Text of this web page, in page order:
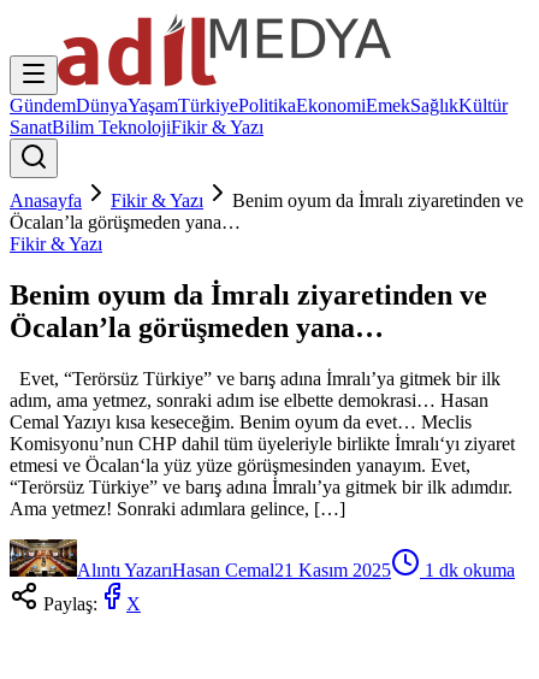
GündemDünyaYaşamTürkiyePolitikaEkonomiEmekSağlıkKültür
SanatBilim TeknolojiFikir & Yazı
Anasayfa Fikir & Yazı
Benim oyum da İmralı ziyaretinden ve
Öcalan’la görüşmeden yana…
Fikir & Yazı
Benim oyum da İmralı ziyaretinden ve
Öcalan’la görüşmeden yana…
Evet, “Terörsüz Türkiye” ve barış adına İmralı’ya gitmek bir ilk
adım, ama yetmez, sonraki adım ise elbette demokrasi… Hasan
Cemal Yazıyı kısa keseceğim. Benim oyum da evet… Meclis
Komisyonu’nun CHP dahil tüm üyeleriyle birlikte İmralı‘yı ziyaret
etmesi ve Öcalan‘la yüz yüze görüşmesinden yanayım. Evet,
“Terörsüz Türkiye” ve barış adına İmralı’ya gitmek bir ilk adımdır.
Ama yetmez! Sonraki adımlara gelince, […]
Alıntı YazarıHasan Cemal21 Kasım 2025 1 dk okuma
Paylaş:
X